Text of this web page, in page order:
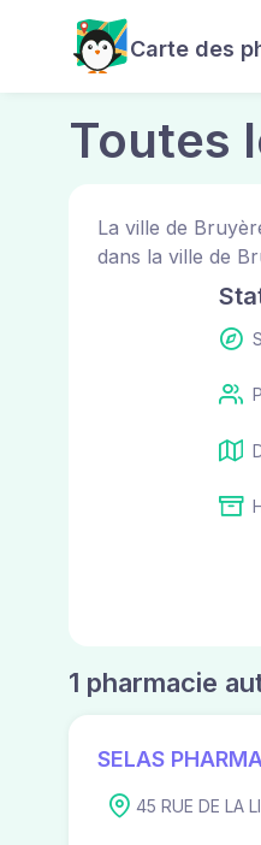
Carte des
Toutes
La ville de
dans la ville de
1 pharmacie
SELAS
45 RUE DE LA